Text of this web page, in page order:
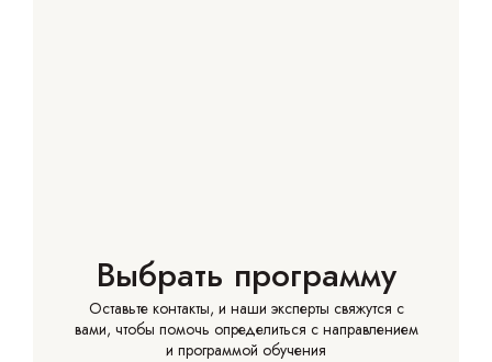
Выбрать программу
Оставьте контакты, и наши эксперты свяжутся с
вами, чтобы помочь определиться с направлением
и программой обучения